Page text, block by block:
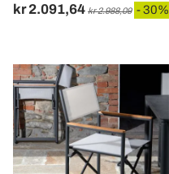
kr 2.091,64 kr 2.988,09 - 30%